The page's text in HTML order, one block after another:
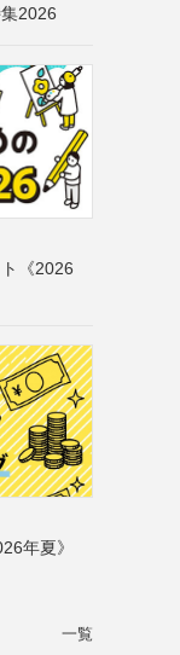
2026
《2026
年夏》
一覧